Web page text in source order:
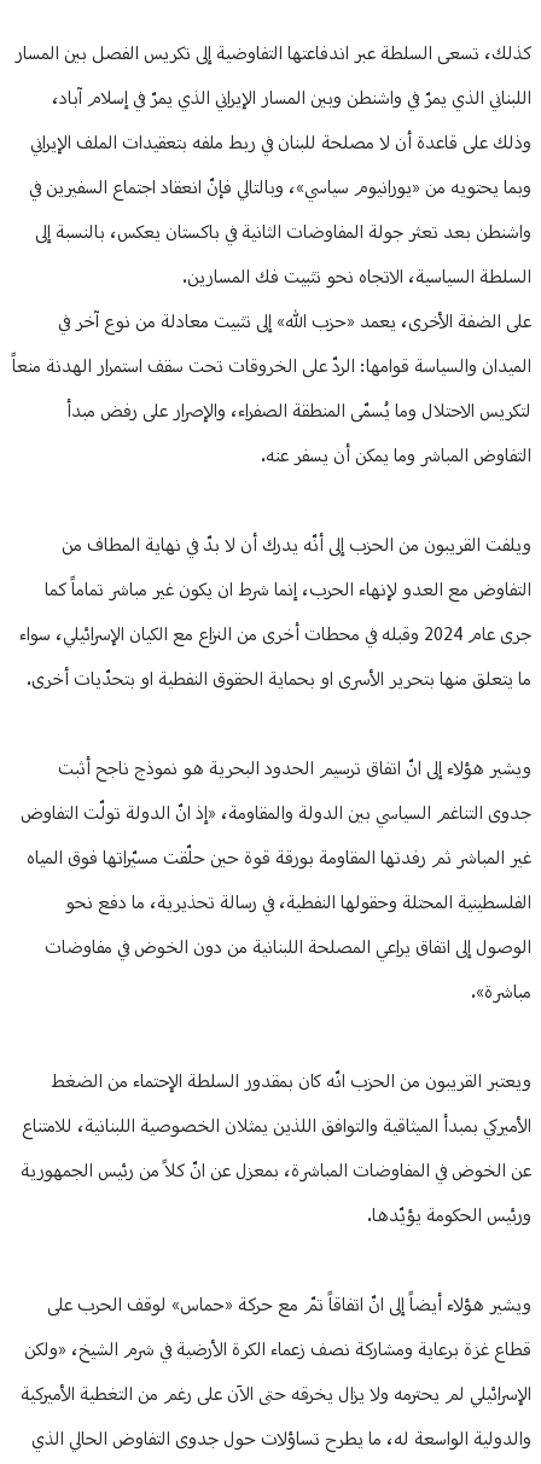
كذلك، تسعى السلطة عبر اندفاعتها التفاوضية إلى تكريس الفصل بين المسار
اللبناني الذي يمرّ في واشنطن وبين المسار الإيراني الذي يمرّ في إسلام آباد،
وذلك على قاعدة أن لا مصلحة للبنان في ربط ملفه بتعقيدات الملف الإيراني
وبما يحتويه من «يورانيوم سياسي»، وبالتالي فإنّ انعقاد اجتماع السفيرين في
واشنطن بعد تعثر جولة المفاوضات الثانية في باكستان يعكس، بالنسبة إلى
السلطة السياسية، الاتجاه نحو تثبيت فك المسارين.
على الضفة الأخرى، يعمد «حزب الله» إلى تثبيت معادلة من نوع آخر في
الميدان والسياسة قوامها: الردّ على الخروقات تحت سقف استمرار الهدنة منعاً
لتكريس الاحتلال وما يُسمّى المنطقة الصفراء، والإصرار على رفض مبدأ
التفاوض المباشر وما يمكن أن يسفر عنه.
ويلفت القريبون من الحزب إلى أنّه يدرك أن لا بدّ في نهاية المطاف من
التفاوض مع العدو لإنهاء الحرب، إنما شرط ان يكون غير مباشر تماماً كما
جرى عام 2024 وقبله في محطات أخرى من النزاع مع الكيان الإسرائيلي، سواء
ما يتعلق منها بتحرير الأسرى او بحماية الحقوق النفطية او بتحدّيات أخرى.
ويشير هؤلاء إلى انّ اتفاق ترسيم الحدود البحرية هو نموذج ناجح أثبت
جدوى التناغم السياسي بين الدولة والمقاومة، «إذ انّ الدولة تولّت التفاوض
غير المباشر ثم رفدتها المقاومة بورقة قوة حين حلّقت مسيّراتها فوق المياه
الفلسطينية المحتلة وحقولها النفطية، في رسالة تحذيرية، ما دفع نحو
الوصول إلى اتفاق يراعي المصلحة اللبنانية من دون الخوض في مفاوضات
مباشرة».
ويعتبر القريبون من الحزب انّه كان بمقدور السلطة الإحتماء من الضغط
الأميركي بمبدأ الميثاقية والتوافق اللذين يمثلان الخصوصية اللبنانية، للامتناع
عن الخوض في المفاوضات المباشرة، بمعزل عن انّ كلاً من رئيس الجمهورية
ورئيس الحكومة يؤيّدها.
ويشير هؤلاء أيضاً إلى انّ اتفاقاً تمّ مع حركة «حماس» لوقف الحرب على
قطاع غزة برعاية ومشاركة نصف زعماء الكرة الأرضية في شرم الشيخ، «ولكن
الإسرائيلي لم يحترمه ولا يزال يخرقه حتى الآن على رغم من التغطية الأميركية
والدولية الواسعة له، ما يطرح تساؤلات حول جدوى التفاوض الحالي الذي